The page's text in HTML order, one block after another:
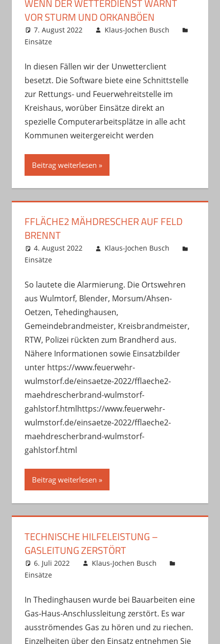
WENN DER WETTERDIENST WARNT
VOR STURM UND ORKANBÖEN
7. August 2022
Klaus-Jochen Busch
Einsätze
In diesen Fällen wir der Unwetterclient
besetzt. Die Software biete eine Schnittstelle
zur Rettungs- und Feuerwehreitstelle im
Kreishaus, worüber Einsätze direkt an
spezielle Computerarbeitsplätze in alle acht
Kommunen weitergereicht werden
Beitrag weiterlesen
FFLÄCHE2 MÄHDRESCHER AUF FELD
BRENNT
4. August 2022
Klaus-Jochen Busch
Einsätze
So lautete die Alarmierung. Die Ortswehren
aus Wulmtorf, Blender, Morsum/Ahsen-
Oetzen, Tehedinghausen,
Gemeindebrandmeister, Kreisbrandmeister,
RTW, Polizei rückten zum Brandherd aus.
Nähere Informationen sowie Einsatzbilder
unter https://www.feuerwehr-
wulmstorf.de/einsaetze-2022/fflaeche2-
maehdrescherbrand-wulmstorf-
gahlstorf.htmlhttps://www.feuerwehr-
wulmstorf.de/einsaetze-2022/fflaeche2-
maehdrescherbrand-wulmstorf-
gahlstorf.html
Beitrag weiterlesen
TECHNISCHE HILFELEISTUNG –
GASLEITUNG ZERSTÖRT
6. Juli 2022
Klaus-Jochen Busch
Einsätze
In Thedinghausen wurde bei Bauarbeiten eine
Gas-Haus-Anschlussleitung zerstört. Es war
ausströmendes Gas zu hören und zu riechen.
Einzelheiten über den Einsatz entnehmen Sie